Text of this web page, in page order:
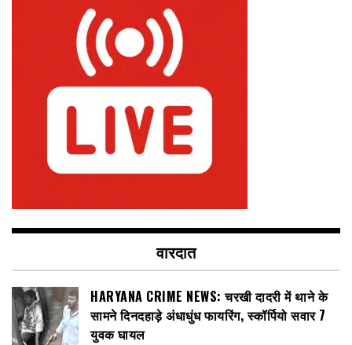
वारदात
HARYANA CRIME NEWS: चरखी दादरी में थाने के
सामने दिनदहाड़े अंधाधुंध फायरिंग, स्कॉर्पियो सवार 7
युवक घायल